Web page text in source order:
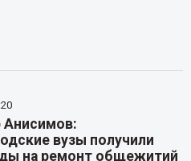
Анисимов:
вузы получили
на ремонт общежитий